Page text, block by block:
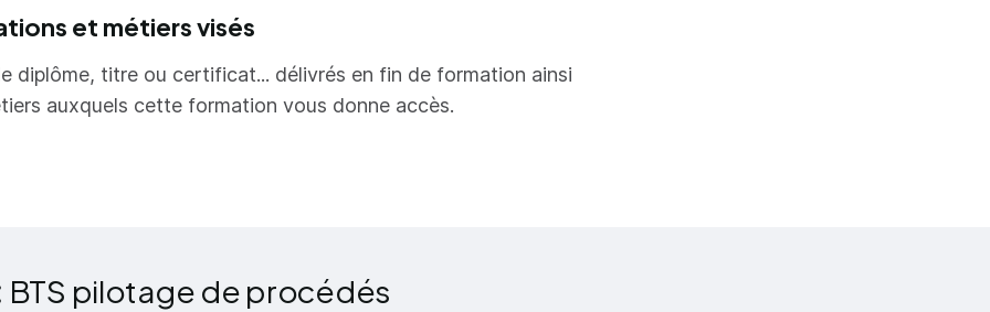
les relations internes et externes à l'entreprise
(EU) - 5. Conduite de processus
(EU) - 5.1. Pilotage de la production
(EU) - 5.2. Analyse et gestion de la production
et métiers visés
diplôme, titre ou certificat... délivrés en fin de formation ainsi
auxquels cette formation vous donne accès.
BTS pilotage de procédés